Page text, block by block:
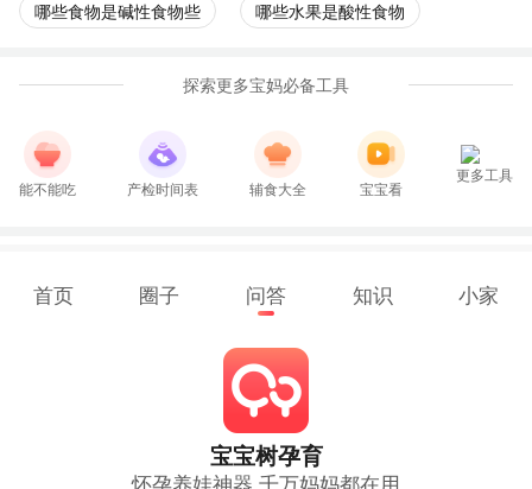
哪些食物是碱性食物些 哪些水果是酸性食物
探索更多宝妈必备工具
能不能吃 产检时间表 辅食大全 宝宝看
更多工具
首页 圈子 问答 知识 小家
宝宝树孕育